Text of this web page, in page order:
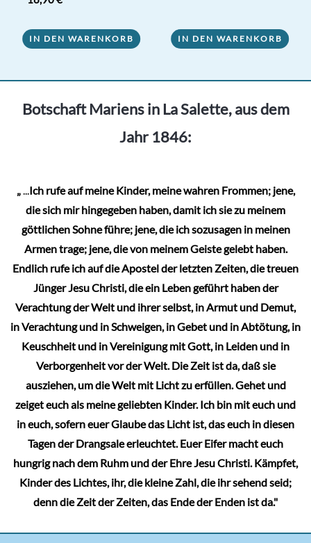
5.00
IN DEN WARENKORB IN DEN WARENKORB
Botschaft Mariens in La Salette, aus dem
Jahr 1846:
„...Ich rufe auf meine Kinder, meine wahren Frommen; jene,
die sich mir hingegeben haben, damit ich sie zu meinem
göttlichen Sohne führe; jene, die ich sozusagen in meinen
Armen trage; jene, die von meinem Geiste gelebt haben.
Endlich rufe ich auf die Apostel der letzten Zeiten, die treuen
Jünger Jesu Christi, die ein Leben geführt haben der
Verachtung der Welt und ihrer selbst, in Armut und Demut,
in Verachtung und in Schweigen, in Gebet und in Abtötung, in
Keuschheit und in Vereinigung mit Gott, in Leiden und in
Verborgenheit vor der Welt. Die Zeit ist da, daß sie
ausziehen, um die Welt mit Licht zu erfüllen. Gehet und
zeiget euch als meine geliebten Kinder. Ich bin mit euch und
in euch, sofern euer Glaube das Licht ist, das euch in diesen
Tagen der Drangsale erleuchtet. Euer Eifer macht euch
hungrig nach dem Ruhm und der Ehre Jesu Christi. Kämpfet,
Kinder des Lichtes, ihr, die kleine Zahl, die ihr sehend seid;
denn die Zeit der Zeiten, das Ende der Enden ist da."